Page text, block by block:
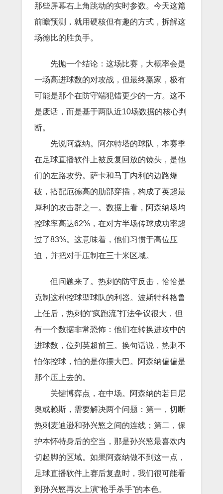
那些屏幕右上角跳动的实时参数。今天这篇
前瞻预测，就用硬核但有趣的方式，拆解这
场德比的胜负手。
先抛一个结论：这场比赛，大概率会是
一场高进球数的对攻战，但最终赢家，极有
可能是那个在防守端犯错更少的一方。这不
是废话，而是基于两队近10场数据的核心判
断。
先说阿森纳。阿尔特塔的球队，本赛季
在足球直播软件上被反复回放的镜头，是他
们的左路攻势。萨卡和马丁内利的边路爆
破，搭配厄德高的肋部穿插，构成了英超最
犀利的攻击群之一。数据上看，阿森纳场均
控球率高达62%，在对方半场传球成功率超
过了83%。这意味着，他们习惯于高位压
迫，并把对手压制在三十米区域。
但问题来了。热刺的防守反击，恰恰是
克制这种控球型球队的利器。波斯特科格鲁
上任后，热刺的“疯跑流”打法争议很大，但
有一个数据非常恐怖：他们在转换进攻中的
进球数，位列英超前三。换句话说，热刺不
怕你控球，怕的是你摆大巴。阿森纳偏偏是
那个压上去的。
关键博弈点，在中场。阿森纳的若日尼
奥或赖斯，需要解决两个问题：第一，切断
热刺麦迪逊和孙兴慜之间的连线；第二，保
护本怀特身后的空当，那是孙兴慜最喜欢内
切起脚的区域。如果阿森纳做不到这一点，
足球直播软件上赛后复盘时，我们很可能看
到孙兴慜再次上演“枪手杀手”的本色。